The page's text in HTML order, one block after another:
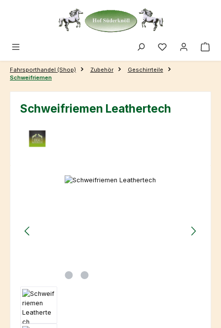
Zum Hauptinhalt springen
Fahrsporthandel (Shop) Zubehör
Geschirrteile
Schweifriemen
Schweifriemen Leathertech
Bildergalerie überspringen